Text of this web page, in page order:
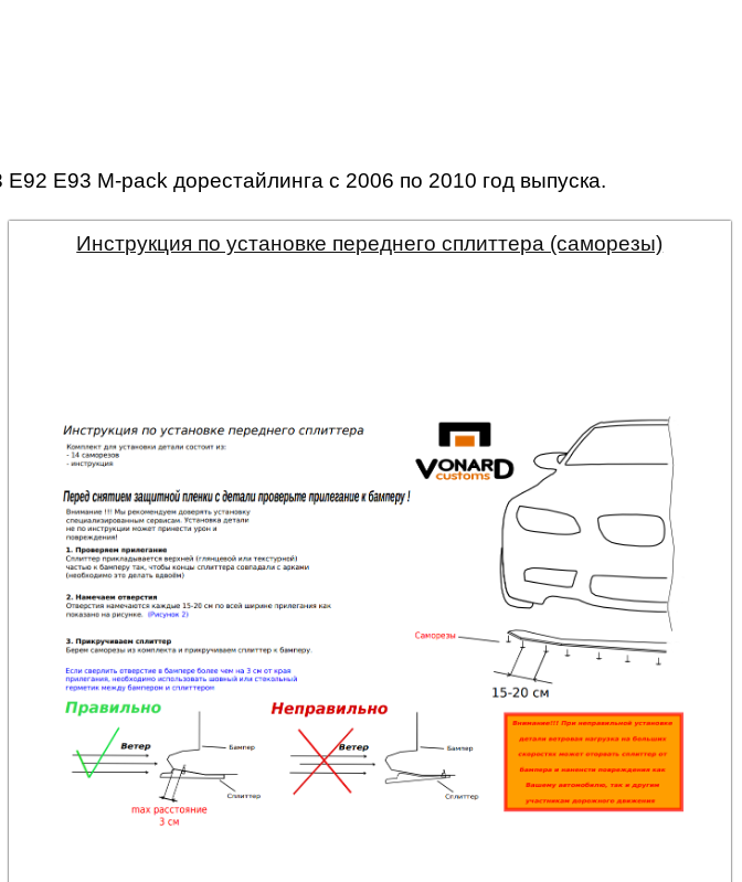
E93 M-pack дорестайлинга с 2006 по 2010 год выпуска.
Инструкция по установке переднего сплиттера (саморезы)